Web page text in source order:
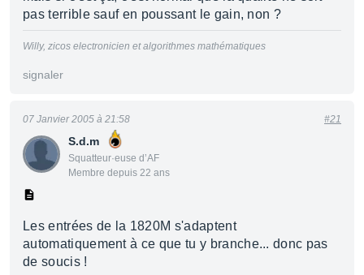
pas terrible sauf en poussant le gain, non ?
Willy, zicos electronicien et algorithmes mathématiques
signaler
S.d.m
Squatteur·euse d’AF
Membre depuis 22 ans
07 Janvier 2005 à 21:58 #21
Les entrées de la 1820M s'adaptent
automatiquement à ce que tu y branche... donc pas
de soucis !